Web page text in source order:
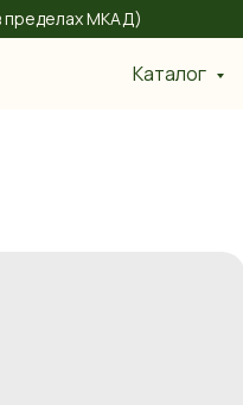
пределах МКАД)
Каталог